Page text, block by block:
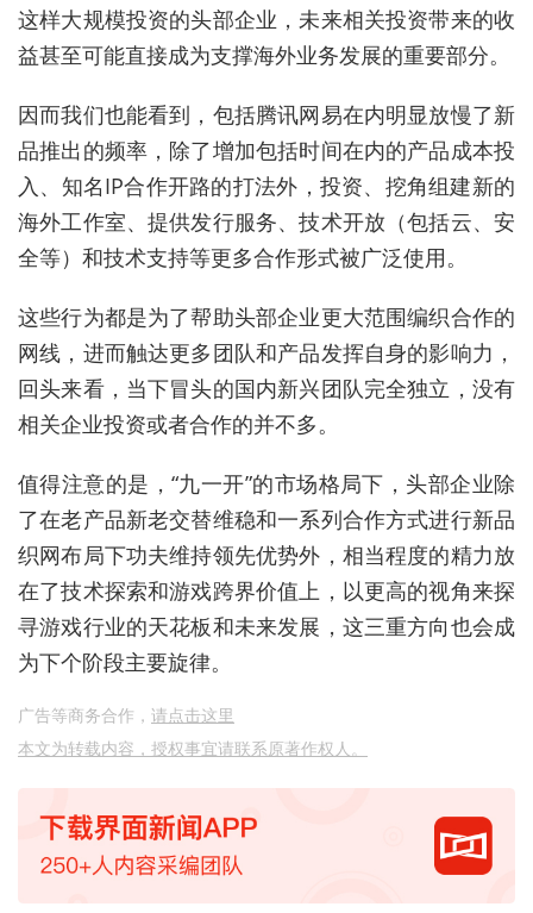
这样大规模投资的头部企业，未来相关投资带来的收
益甚至可能直接成为支撑海外业务发展的重要部分。
因而我们也能看到，包括腾讯网易在内明显放慢了新
品推出的频率，除了增加包括时间在内的产品成本投
入、知名IP合作开路的打法外，投资、挖角组建新的
海外工作室、提供发行服务、技术开放（包括云、安
全等）和技术支持等更多合作形式被广泛使用。
这些行为都是为了帮助头部企业更大范围编织合作的
网线，进而触达更多团队和产品发挥自身的影响力，
回头来看，当下冒头的国内新兴团队完全独立，没有
相关企业投资或者合作的并不多。
值得注意的是，“九一开”的市场格局下，头部企业除
了在老产品新老交替维稳和一系列合作方式进行新品
织网布局下功夫维持领先优势外，相当程度的精力放
在了技术探索和游戏跨界价值上，以更高的视角来探
寻游戏行业的天花板和未来发展，这三重方向也会成
为下个阶段主要旋律。
广告等商务合作， 请点击这里
本文为转载内容，授权事宜请联系原著作权人。